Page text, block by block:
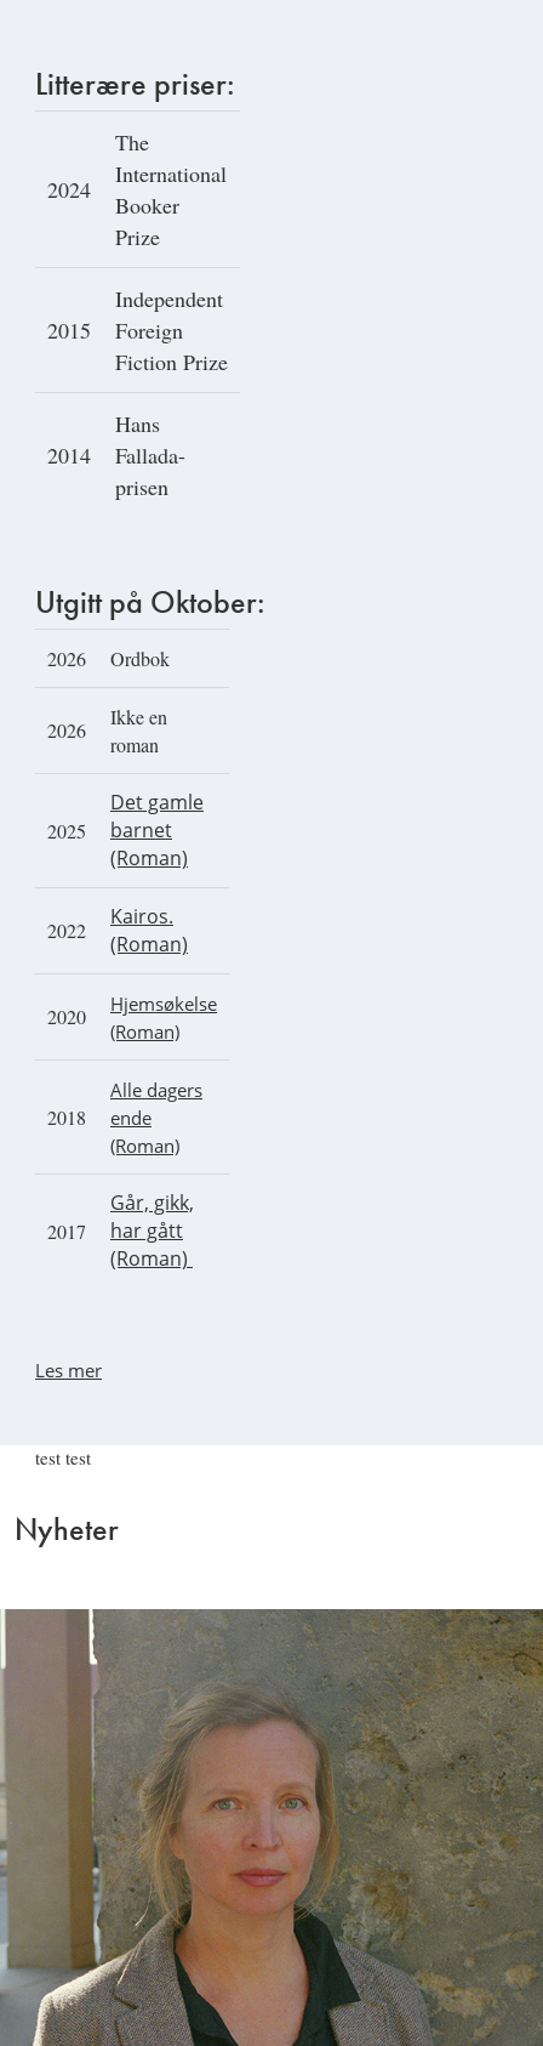
Litterære priser:
2024
The
International
Booker
Prize
2015
Independent
Foreign
Fiction Prize
2014
Hans
Fallada-
prisen
Utgitt på Oktober:
2026 Ordbok
2026
Ikke en
roman
2025
Det gamle
barnet
(Roman)
2022
Kairos.
(Roman)
2020
Hjemsøkelse
(Roman)
2018
Alle dagers
ende
(Roman)
2017
Går, gikk,
har gått
(Roman)
Les mer
test test
Nyheter